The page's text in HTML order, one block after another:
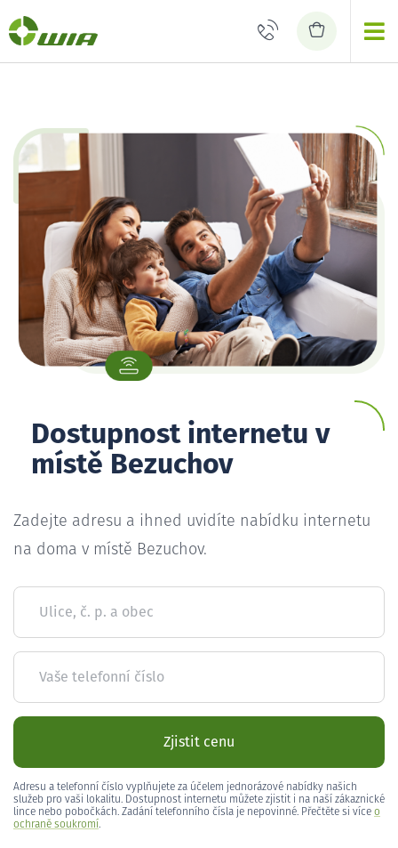
Dostupnost internetu v
místě Bezuchov
Zadejte adresu a ihned uvidíte nabídku internetu
na doma v místě Bezuchov.
Ulice, č. p. a obec
Vaše telefonní číslo
Zjistit cenu
Adresu a telefonní číslo vyplňujete za účelem jednorázové nabídky našich
služeb pro vaši lokalitu. Dostupnost internetu můžete zjistit i na naší zákaznické
lince nebo pobočkách. Zadání telefonního čísla je nepovinné. Přečtěte si více o
ochraně soukromí.